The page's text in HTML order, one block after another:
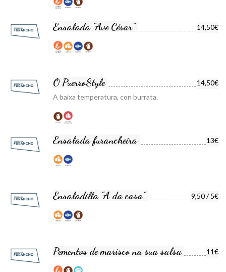
Ensalada "Ave César" 14,50€
O PuerroStyle
14,50€
A baixa temperatura, con burrata.
Ensalada furancheira 13€
Ensaladilla "A da casa" 9,50 / 5€
Pementos de marisco na sua salsa 11€